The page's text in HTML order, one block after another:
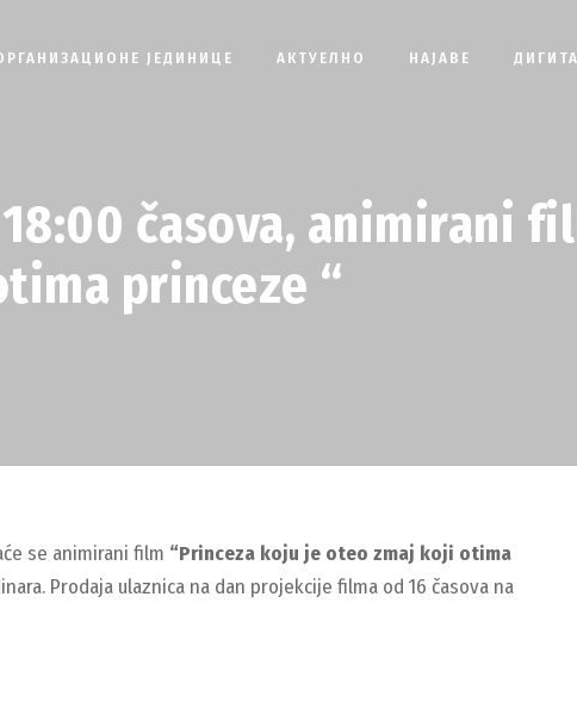
ЈЕДИНИЦЕ АКТУЕЛНО НАЈАВЕ
časova, animirani
princeze “
se animirani film “Princeza koju je oteo zmaj koji otima
Prodaja ulaznica na dan projekcije filma od 16 časova na